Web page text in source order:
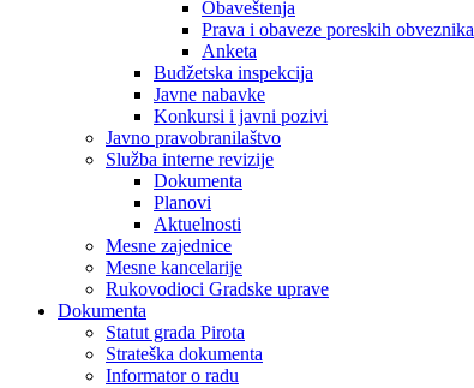
Obaveštenja
Prava i obaveze poreskih obveznika
Anketa
Budžetska inspekcija
Javne nabavke
Konkursi i javni pozivi
Javno pravobranilaštvo
Služba interne revizije
Dokumenta
Planovi
Aktuelnosti
Mesne zajednice
Mesne kancelarije
Rukovodioci Gradske uprave
Dokumenta
Statut grada Pirota
Strateška dokumenta
Informator o radu